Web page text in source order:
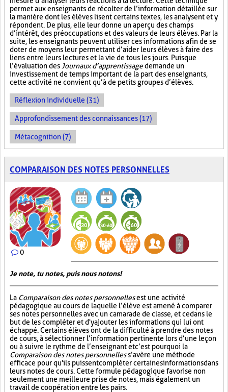
permet aux enseignants de récolter de l’information détaillée sur
la manière dont les élèves lisent certains textes, les analysent et y
répondent. De plus, elle leur donne un aperçu des champs
d’intérêt, des préoccupations et des valeurs de leurs élèves. Par la
suite, les enseignants peuvent utiliser ces informations afin de se
doter de moyens leur permettant d’aider leurs élèves à faire des
liens entre leurs lectures et la vie de tous les jours. Puisque
l’évaluation des Journaux d’apprentissagedemande un
investissement de temps important de la part des enseignants,
cette activité ne convient qu’à de petits groupes d’élèves.
Réflexion individuelle (31)
Approfondissement des connaissances (17)
Métacognition (7)
COMPARAISON DES NOTES PERSONNELLES
0
Je note, tu notes, puis nous notons!
La Comparaison des notes personnellesest une activité
pédagogique au cours de laquelle l’élève est amené à comparer
ses notes personnelles avec un camarade de classe, et ce dans le
but de les compléter et d'y ajouter les informations qui lui ont
échappé. Certains élèves ont de la difficulté à prendre des notes
de cours, à sélectionner l’information pertinente lors d’une leçon
ou à suivre le rythme de l’enseignant et c’est pourquoi la
Comparaison des notes personnelless’avère une méthode
efficace pour qu'ils puissent compléter certaines informations dans
leurs notes de cours. Cette formule pédagogique favorise non
seulement une meilleure prise de notes, mais également un
travail de coopération entre les pairs.